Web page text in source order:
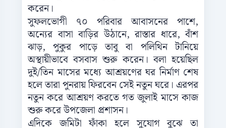
করেন।
সুফলভোগী ৭০ পরিবার আবাসনের পাশে,
অন্যের বাসা বাড়ির উঠানে, রাস্তার ধারে, বাঁশ
ঝাড়, পুকুর পাড়ে তাবু বা পলিথিন টানিয়ে
অস্থায়ীভাবে বসবাস শুরু করেন। বলা হয়েছিল
দুই/তিন মাসের মধ্যে আশ্রয়ণের ঘর নির্মাণ শেষ
হলে তারা পুনরায় ফিরবেন সেই নতুন ঘরে। এরপর
নতুন করে আশ্রয়ণ করতে গত জুলাই মাসে কাজ
শুরু করে উপজেলা প্রশাসন।
এদিকে জমিটা ফাঁকা হলে সুযোগ বুঝে তা